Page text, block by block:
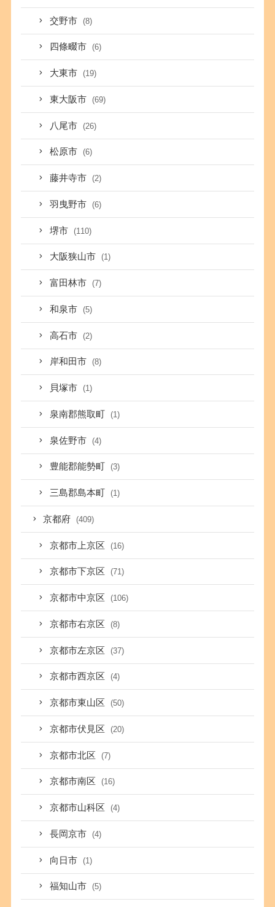
交野市 (8)
四條畷市 (6)
大東市 (19)
東大阪市 (69)
八尾市 (26)
松原市 (6)
藤井寺市 (2)
羽曳野市 (6)
堺市 (110)
大阪狭山市 (1)
富田林市 (7)
和泉市 (5)
高石市 (2)
岸和田市 (8)
貝塚市 (1)
泉南郡熊取町 (1)
泉佐野市 (4)
豊能郡能勢町 (3)
三島郡島本町 (1)
京都府 (409)
京都市上京区 (16)
京都市下京区 (71)
京都市中京区 (106)
京都市右京区 (8)
京都市左京区 (37)
京都市西京区 (4)
京都市東山区 (50)
京都市伏見区 (20)
京都市北区 (7)
京都市南区 (16)
京都市山科区 (4)
長岡京市 (4)
向日市 (1)
福知山市 (5)